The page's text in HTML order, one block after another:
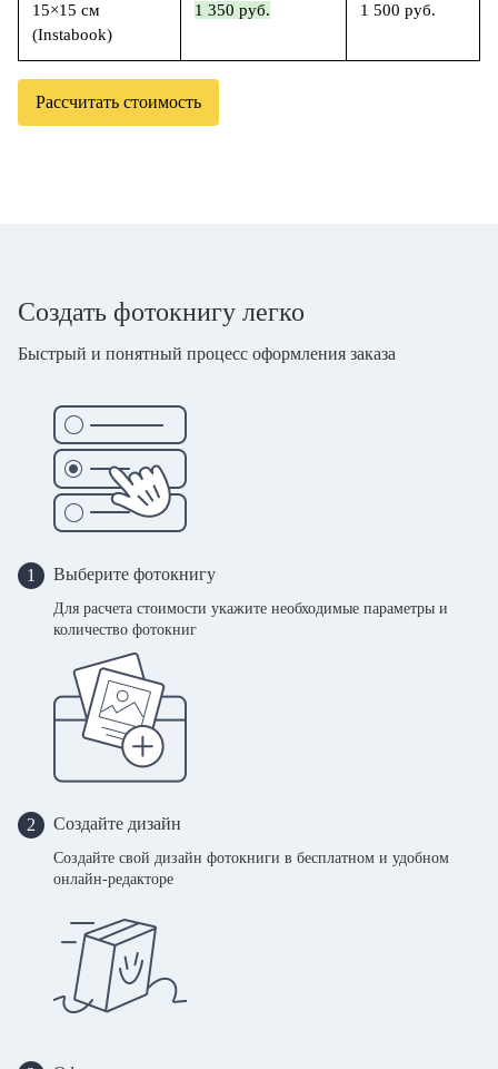
15×15 см
(Instabook)
1 350 руб. 1 500 руб.
Рассчитать стоимость
Создать фотокнигу легко
Быстрый и понятный процесс оформления заказа
1 Выберите фотокнигу
Для расчета стоимости укажите необходимые параметры и
количество фотокниг
2 Создайте дизайн
Создайте свой дизайн фотокниги в бесплатном и удобном
онлайн-редакторе